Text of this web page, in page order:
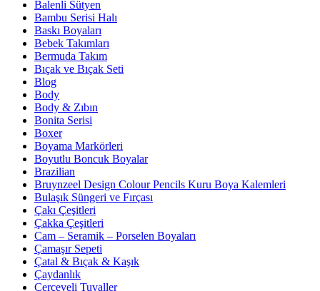
Balenli Sütyen
Bambu Serisi Halı
Baskı Boyaları
Bebek Takımları
Bermuda Takım
Bıçak ve Bıçak Seti
Blog
Body
Body & Zıbın
Bonita Serisi
Boxer
Boyama Markörleri
Boyutlu Boncuk Boyalar
Brazilian
Bruynzeel Design Colour Pencils Kuru Boya Kalemleri
Bulaşık Süngeri ve Fırçası
Çakı Çeşitleri
Çakka Çeşitleri
Cam – Seramik – Porselen Boyaları
Çamaşır Sepeti
Çatal & Bıçak & Kaşık
Çaydanlık
Çerçeveli Tuvaller